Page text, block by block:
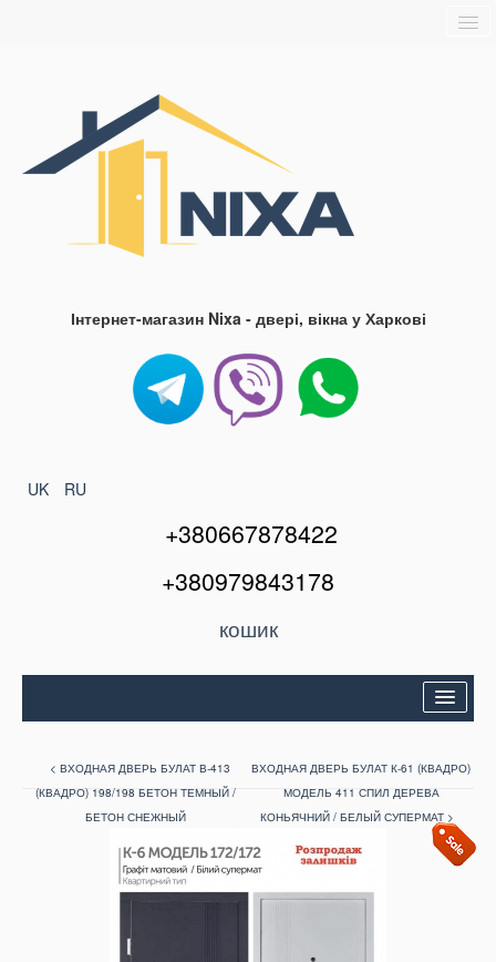
Блог
Інтернет-магазин Nixa - двері, вікна у Харкові
UK RU
+380667878422
+380979843178
кошик
Міжкімнатні двері
Вікна та балкони
Кондиціонери
< ВХОДНАЯ ДВЕРЬ БУЛАТ В-413
(КВАДРО) 198/198 БЕТОН ТЕМНЫЙ /
БЕТОН СНЕЖНЫЙ
ВХОДНАЯ ДВЕРЬ БУЛАТ К-61 (КВАДРО)
МОДЕЛЬ 411 СПИЛ ДЕРЕВА
КОНЬЯЧНИЙ / БЕЛЫЙ СУПЕРМАТ >